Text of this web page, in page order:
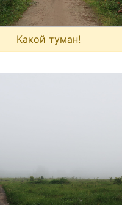
Какой туман!